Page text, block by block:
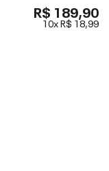
R$ 189,90
10xR$ 18,99